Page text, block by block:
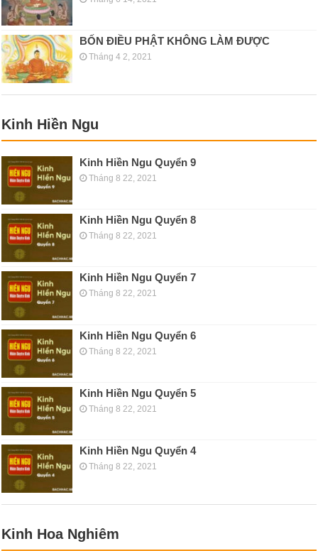
BỐN ĐIỀU PHẬT KHÔNG LÀM ĐƯỢC
Tháng 4 2, 2021
Kinh Hiền Ngu
Kinh Hiền Ngu Quyển 9
Tháng 8 22, 2021
Kinh Hiền Ngu Quyển 8
Tháng 8 22, 2021
Kinh Hiền Ngu Quyển 7
Tháng 8 22, 2021
Kinh Hiền Ngu Quyển 6
Tháng 8 22, 2021
Kinh Hiền Ngu Quyển 5
Tháng 8 22, 2021
Kinh Hiền Ngu Quyển 4
Tháng 8 22, 2021
Kinh Hoa Nghiêm